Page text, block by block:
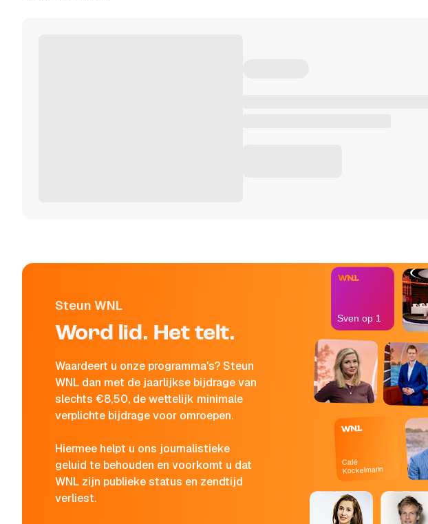
Steun WNL
Word lid. Het telt.
Waardeert u onze programma's? Steun
WNL dan met de jaarlijkse bijdrage van
slechts €8,50, de wettelijk minimale
verplichte bijdrage voor omroepen.
Hiermee helpt u ons journalistieke
geluid te behouden en voorkomt u dat
WNL zijn publieke status en zendtijd
verliest.
Café
Kockelmann
Sven op 1